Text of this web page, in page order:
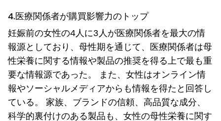
4.医療関係者が購買影響力のトップ
妊娠前の女性の4人に3人が医療関係者を最大の情
報源としており、母性期を通じて、医療関係者は母
性栄養に関する情報や製品の推奨を得る上で最も重
要な情報源であった。 また、女性はオンライン情
報やソーシャルメディアからも情報を得たと回答し
ている。 家族、ブランドの信頼、高品質な成分、
科学的裏付けのある製品も、女性の母性栄養に関す